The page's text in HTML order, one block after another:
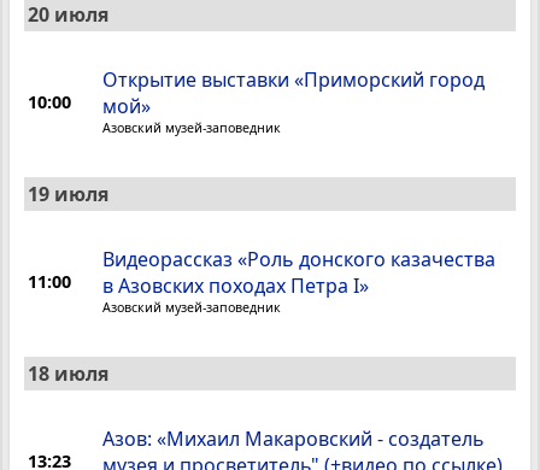
20 июля
10:00
Открытие выставки «Приморский город
мой»
Азовский музей-заповедник
19 июля
11:00
Видеорассказ «Роль донского казачества
в Азовских походах Петра I»
Азовский музей-заповедник
18 июля
13:23
Азов: «Михаил Макаровский - создатель